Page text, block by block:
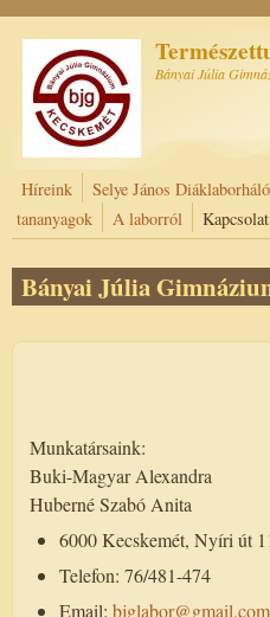
Bányai Júlia
Híreink Selye János
tananyagok
A laborról Kapcsolat
Bányai Júlia
Munkatársaink:
Buki-Magyar Alexandra
Huberné Szabó Anita
6000 Kecskemét, Nyíri út
Telefon: 76/481-474
Email: bjglabor@gmail.com